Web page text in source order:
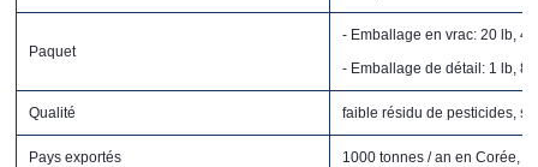
Paquet
- Emballage en vrac: 20 lb,
- Emballage de détail: 1 lb, 8
Qualité faible résidu de pesticides,
Pays exportés 1000 tonnes / an en Corée,